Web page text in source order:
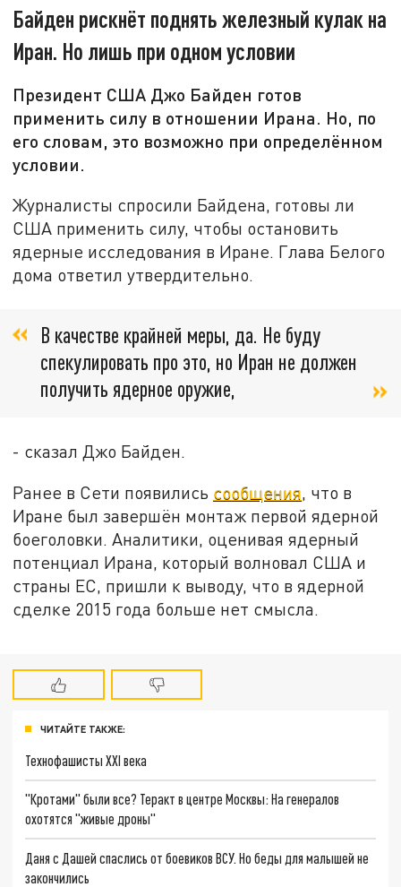
Байден рискнёт поднять железный кулак на
Иран. Но лишь при одном условии
Президент США Джо Байден готов
применить силу в отношении Ирана. Но, по
его словам, это возможно при определённом
условии.
Журналисты спросили Байдена, готовы ли
США применить силу, чтобы остановить
ядерные исследования в Иране. Глава Белого
дома ответил утвердительно.
В качестве крайней меры, да. Не буду
спекулировать про это, но Иран не должен
получить ядерное оружие,
- сказал Джо Байден.
Ранее в Сети появились сообщения, что в
Иране был завершён монтаж первой ядерной
боеголовки. Аналитики, оценивая ядерный
потенциал Ирана, который волновал США и
страны ЕС, пришли к выводу, что в ядерной
сделке 2015 года больше нет смысла.
ЧИТАЙТЕ ТАКЖЕ:
Технофашисты XXI века
"Кротами" были все? Теракт в центре Москвы: На генералов
охотятся "живые дроны"
Даня с Дашей спаслись от боевиков ВСУ. Но беды для малышей не
закончились